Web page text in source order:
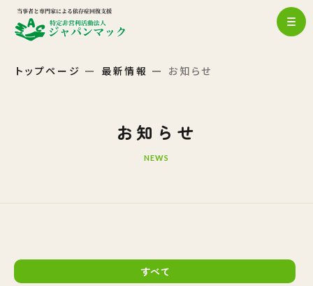
トップページ 最新情報 お知らせ
お知らせ
NEWS
すべて